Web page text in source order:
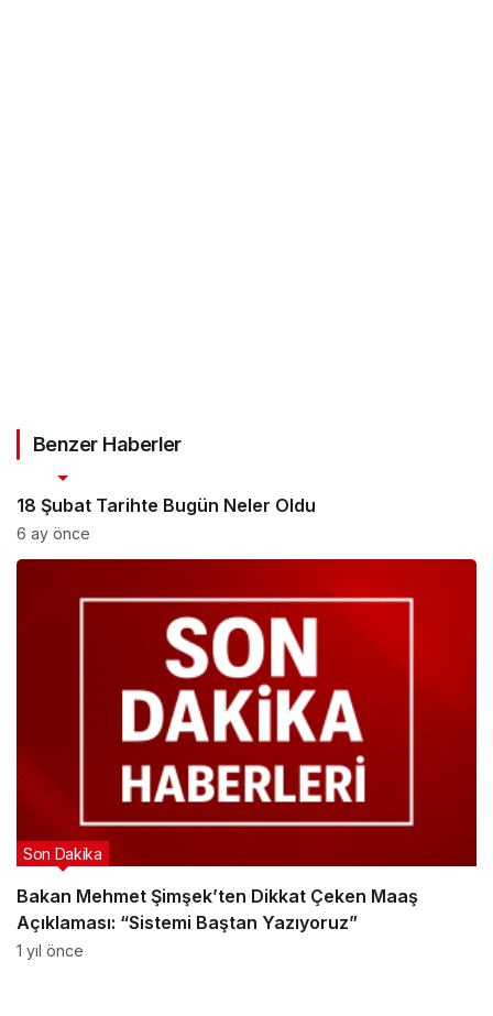
Benzer Haberler
18 Şubat Tarihte Bugün Neler Oldu
6 ay önce
Bakan Mehmet Şimşek’ten Dikkat Çeken Maaş
Açıklaması: “Sistemi Baştan Yazıyoruz”
Son Dakika
1 yıl önce